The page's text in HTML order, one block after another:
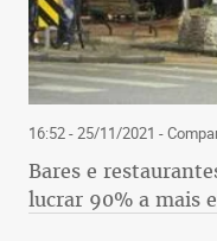
16:52 - 25/11/2021 -
Bares e
lucrar 90% a mais